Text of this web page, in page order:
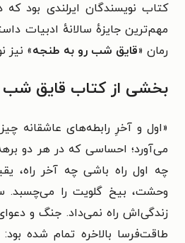
مهم‌ترین جایزهٔ سالانهٔ ادبیات
رمان «قایق شب رو به طنجه» نیز
بخشی از کتاب قایق شب
«اول و آخرِ رابطه‌های عاشقانه
می‌آورد؛ احساسی که در هر دو
چه اول راه باشی چه آخر راه،
وحشت، بیخ گلویت را می‌چسبد.
زندگی‌اش راه نمی‌داد. جنگ و
طاقت‌فرسا بالاخره تمام شده